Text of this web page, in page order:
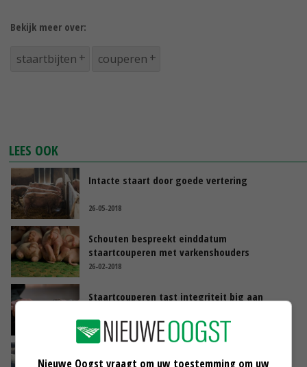
Bekijk meer over:
staartbijten couperen
LEES OOK
Intacte staart door goede vertering
26-05-2018
Schouten bespreekt einddatum
staartcouperen met varkenshouders
26-02-2018
Staartcouperen tast integriteit big aan
23-02-2018
Nieuwe Oogst vraagt om uw toestemming om uw